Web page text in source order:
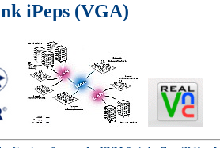
iPeps (VGA)